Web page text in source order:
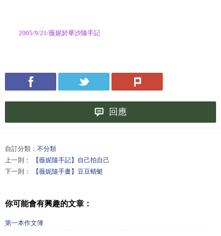
2005/9/21/薇妮於華沙隨手記
回應
自訂分類： 不分類
上一則：
【薇妮隨手記】自己拍自己
下一則：
【薇妮隨手畫】豆豆蜻蜓
你可能會有興趣的文章：
第一本作文簿